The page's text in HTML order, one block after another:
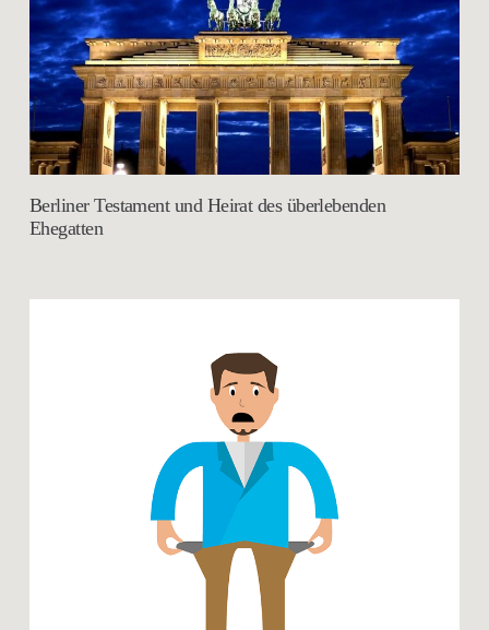
Berliner Testament und Heirat des überlebenden
Ehegatten